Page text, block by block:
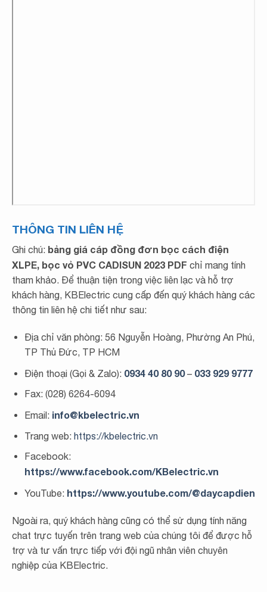
THÔNG TIN LIÊN HỆ
Ghi chú: bảng giá cáp đồng đơn bọc cách điện
XLPE, bọc vỏ PVC CADISUN 2023 PDF chỉ mang tính
tham khảo. Để thuận tiện trong việc liên lạc và hỗ trợ
khách hàng, KBElectric cung cấp đến quý khách hàng các
thông tin liên hệ chi tiết như sau:
Địa chỉ văn phòng: 56 Nguyễn Hoàng, Phường An Phú,
TP Thủ Đức, TP HCM
Điện thoại (Gọi & Zalo): 0934 40 80 90– 033 929 9777
Fax: (028) 6264-6094
Email: info@kbelectric.vn
Trang web: https://kbelectric.vn
Facebook:
https://www.facebook.com/KBelectric.vn
YouTube: https://www.youtube.com/@daycapdien
Ngoài ra, quý khách hàng cũng có thể sử dụng tính năng
chat trực tuyến trên trang web của chúng tôi để được hỗ
trợ và tư vấn trực tiếp với đội ngũ nhân viên chuyên
nghiệp của KBElectric.